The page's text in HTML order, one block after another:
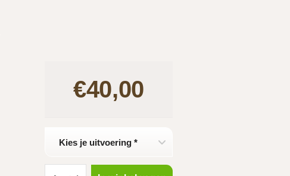
€40,00
Kies je uitvoering *